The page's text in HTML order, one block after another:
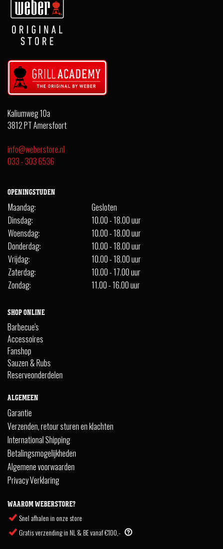
Kaliumweg 10a
3812 PT Amersfoort
info@weberstore.nl
033 - 303 6536
OPENINGSTIJDEN
Maandag:
Gesloten
Dinsdag:
10.00 - 18.00 uur
Woensdag:
10.00 - 18.00 uur
Donderdag:
10.00 - 18.00 uur
Vrijdag:
10.00 - 18.00 uur
Zaterdag:
10.00 - 17.00 uur
Zondag:
11.00 - 16.00 uur
SHOP ONLINE
Barbecue's
Accessoires
Fanshop
Sauzen & Rubs
Reserveonderdelen
ALGEMEEN
Garantie
Verzenden, retour sturen en klachten
International Shipping
Betalingsmogelijkheden
Algemene voorwaarden
Privacy Verklaring
WAAROM WEBERSTORE?
Snel afhalen in onze store
Gratis verzending in NL & BE vanaf €100,-